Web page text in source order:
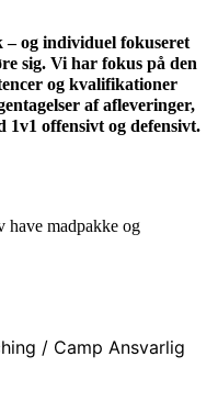
og individuel fokuseret
sig. Vi har fokus på den
og kvalifikationer
af afleveringer,
offensivt og defensivt.
have madpakke og
/ Camp Ansvarlig